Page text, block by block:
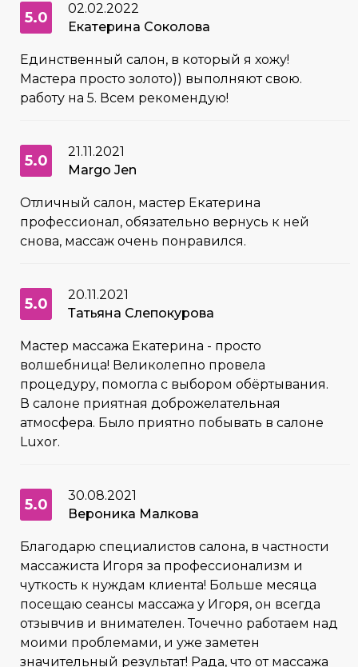
5.0
02.02.2022
Екатерина Соколова
Единственный салон, в который я хожу!
Мастера просто золото)) выполняют свою.
работу на 5. Всем рекомендую!
5.0
21.11.2021
Margo Jen
Отличный салон, мастер Екатерина
профессионал, обязательно вернусь к ней
снова, массаж очень понравился.
5.0
20.11.2021
Татьяна Слепокурова
Мастер массажа Екатерина - просто
волшебница! Великолепно провела
процедуру, помогла с выбором обёртывания.
В салоне приятная доброжелательная
атмосфера. Было приятно побывать в салоне
Luxor.
5.0
30.08.2021
Вероника Малкова
Благодарю специалистов салона, в частности
массажиста Игоря за профессионализм и
чуткость к нуждам клиента! Больше месяца
посещаю сеансы массажа у Игоря, он всегда
отзывчив и внимателен. Точечно работаем над
моими проблемами, и уже заметен
значительный результат! Рада, что от массажа